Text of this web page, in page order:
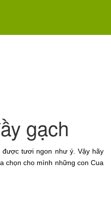
gạch
tươi ngon như ý. Vậy hãy
chọn cho mình những con Cua